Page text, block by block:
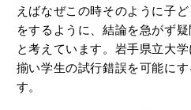
えばなぜこの時そのように子
をするように、結論を急がず
と考えています。岩手県立大
揃い学生の試行錯誤を可能に
す。